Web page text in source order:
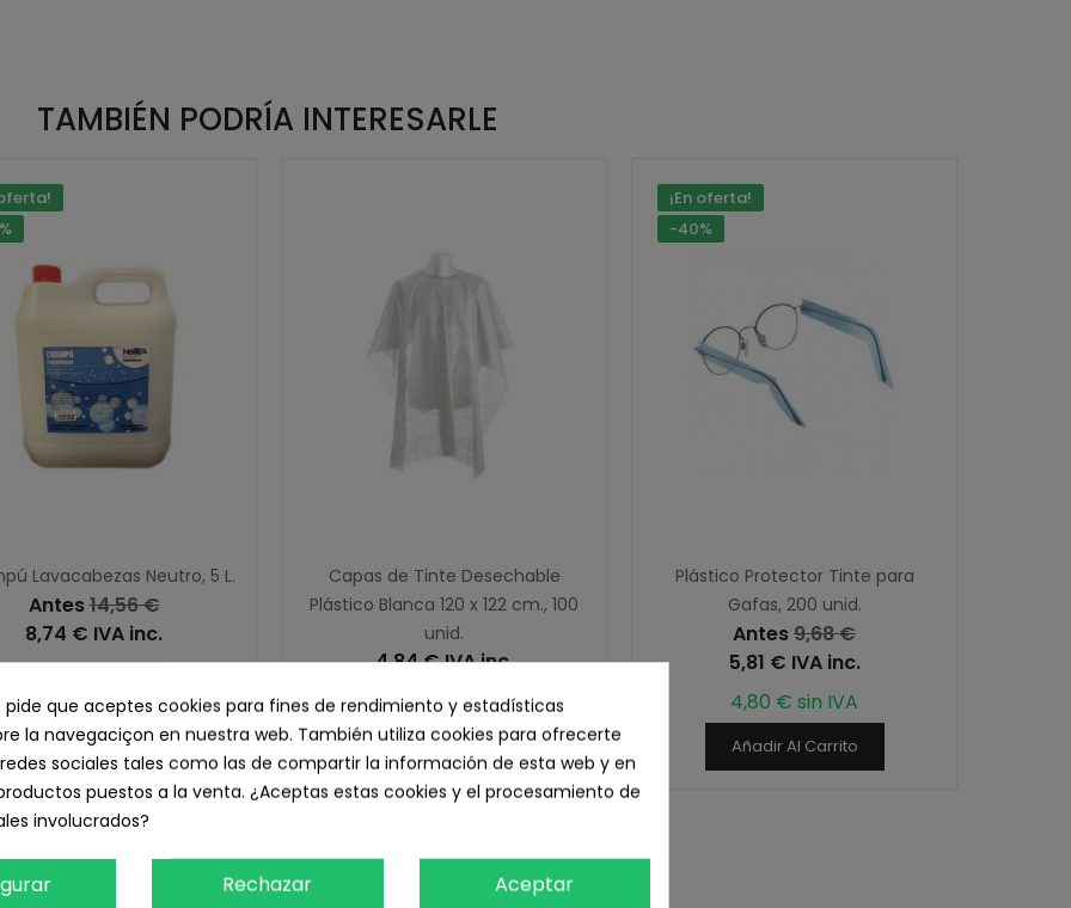
TAMBIÉN PODRÍA INTERESARLE
Lavacabezas Neutro, 5 L.
Antes14,56 €
8,74 € IVA inc.
Añadir Al Carrito
Capas de Tinte Desechable
Plástico Blanca 120 x 122 cm., 100
unid.
4,84 € IVA inc.
4,00 € sin IVA
Añadir Al Carrito
¡En oferta!
-40%
Plástico Protector Tinte para
Gafas, 200 unid.
Antes9,68 €
5,81 € IVA inc.
4,80 € sin IVA
Añadir Al Carrito
pide que aceptes cookies para fines de rendimiento y estadísticas
la navegaciçon en nuestra web. También utiliza cookies para ofrecerte
sociales tales como las de compartir la información de esta web y en
puestos a la venta. ¿Aceptas estas cookies y el procesamiento de
involucrados?
Rechazar Aceptar